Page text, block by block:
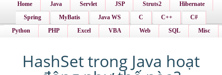
Home Java Servlet JSP Struts2
Hibernate
Spring
MyBatis Java WS C C++
C#
Python
PHP Excel VBA Web SQL Misc
HashSet trong Java hoạt